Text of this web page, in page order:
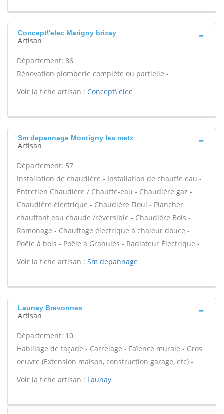
Concept\'elec Marigny brizay
Artisan
Département: 86
Rénovation plomberie complète ou partielle -
Voir la fiche artisan : Concept\'elec
Sm depannage Montigny les metz
Artisan
Département: 57
Installation de chaudière - Installation de chauffe eau -
Entretien Chaudière / Chauffe-eau - Chaudière gaz -
Chaudière électrique - Chaudière Fioul - Plancher
chauffant eau chaude /réversible - Chaudière Bois -
Ramonage - Chauffage électrique à chaleur douce -
Poêle à bois - Poêle à Granulés - Radiateur Électrique -
Voir la fiche artisan : Sm depannage
Launay Brevonnes
Artisan
Département: 10
Habillage de façade - Carrelage - Faïence murale - Gros
oeuvre (Extension maison, construction garage, etc) -
Voir la fiche artisan : Launay